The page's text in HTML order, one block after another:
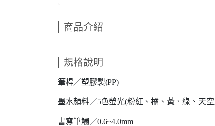
商品介紹
規格說明
筆桿／塑膠製(PP)
墨水顏料／5色螢光(粉紅、橘、黃、綠、天
書寫筆觸／0.6~4.0mm